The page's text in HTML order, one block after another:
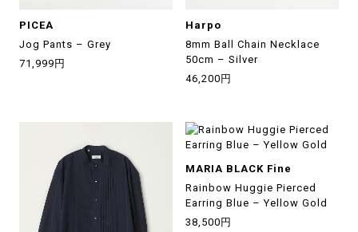
PICEA
Jog Pants – Grey
71,999円
Harpo
8mm Ball Chain Necklace
50cm – Silver
46,200円
MARIA BLACK Fine
Rainbow Huggie Pierced
Earring Blue – Yellow Gold
38,500円